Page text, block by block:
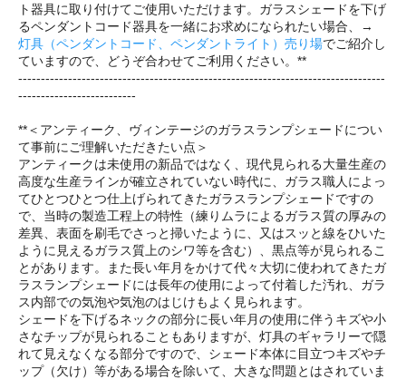
ト器具に取り付けてご使用いただけます。ガラスシェードを下げ
るペンダントコード器具を一緒にお求めになられたい場合、→
灯具（ペンダントコード、ペンダントライト）売り場でご紹介し
ていますので、どうぞ合わせてご利用ください。**
---------------------------------------------------------------------------------
--------------------------
**＜アンティーク、ヴィンテージのガラスランプシェードについ
て事前にご理解いただきたい点＞
アンティークは未使用の新品ではなく、現代見られる大量生産の
高度な生産ラインが確立されていない時代に、ガラス職人によっ
てひとつひとつ仕上げられてきたガラスランプシェードですの
で、当時の製造工程上の特性（練りムラによるガラス質の厚みの
差異、表面を刷毛でさっと掃いたように、又はスッと線をひいた
ように見えるガラス質上のシワ等を含む）、黒点等が見られるこ
とがあります。また長い年月をかけて代々大切に使われてきたガ
ラスランプシェードには長年の使用によって付着した汚れ、ガラ
ス内部での気泡や気泡のはじけもよく見られます。
シェードを下げるネックの部分に長い年月の使用に伴うキズや小
さなチップが見られることもありますが、灯具のギャラリーで隠
れて見えなくなる部分ですので、シェード本体に目立つキズやチ
ップ（欠け）等がある場合を除いて、大きな問題とはされていま